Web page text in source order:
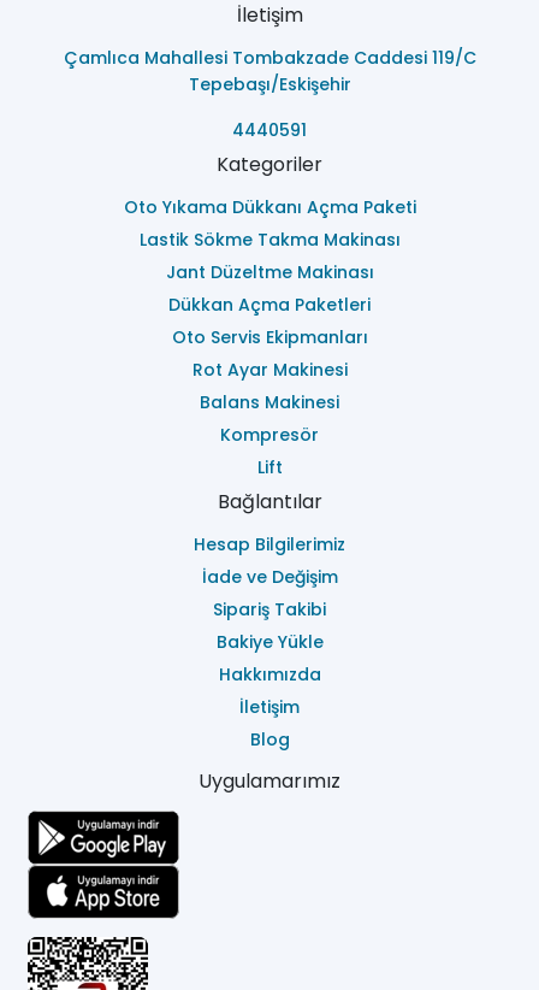
İletişim
Çamlıca Mahallesi Tombakzade Caddesi 119/C
Tepebaşı/Eskişehir
4440591
Kategoriler
Oto Yıkama Dükkanı Açma Paketi
Lastik Sökme Takma Makinası
Jant Düzeltme Makinası
Dükkan Açma Paketleri
Oto Servis Ekipmanları
Rot Ayar Makinesi
Balans Makinesi
Kompresör
Lift
Bağlantılar
Hesap Bilgilerimiz
İade ve Değişim
Sipariş Takibi
Bakiye Yükle
Hakkımızda
İletişim
Blog
Uygulamarımız